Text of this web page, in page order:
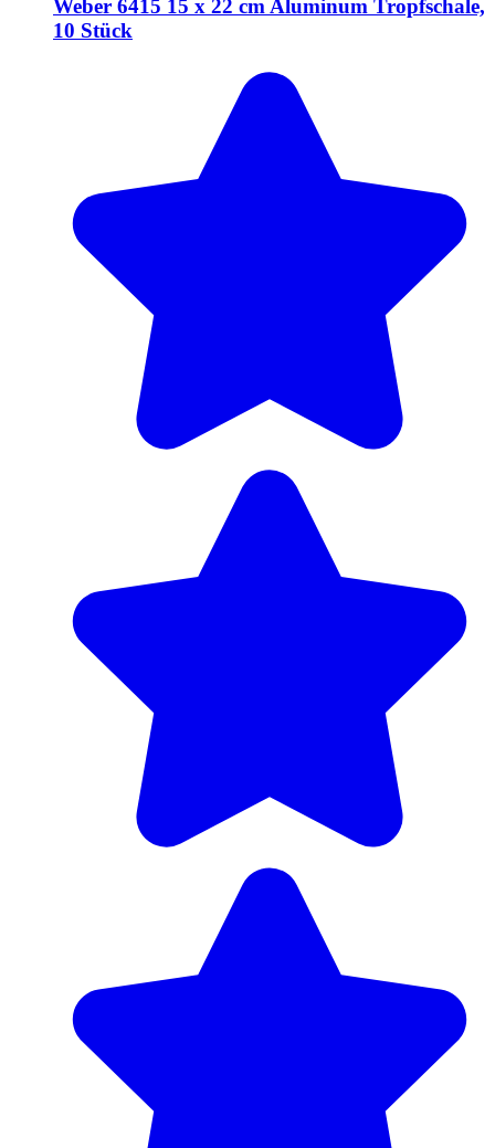
Weber 6415 15 x 22 cm Aluminum Tropfschale,
10 Stück